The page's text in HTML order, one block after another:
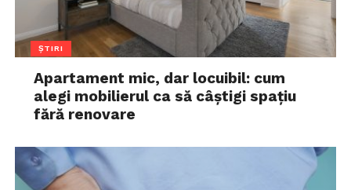
ȘTIRI
Apartament mic, dar locuibil: cum
alegi mobilierul ca să câștigi spațiu
fără renovare